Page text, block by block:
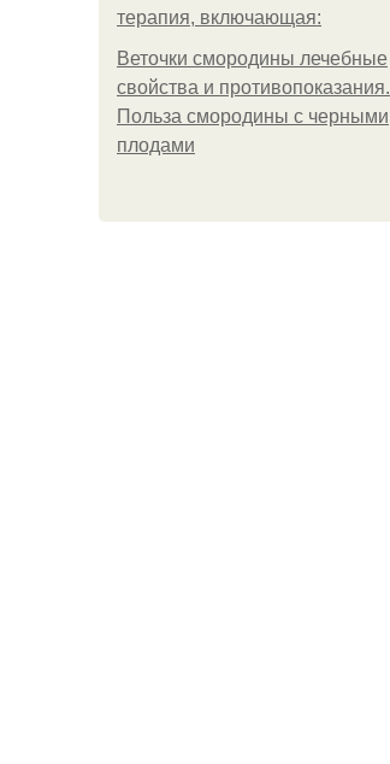
терапия, включающая:
Веточки смородины лечебные
свойства и противопоказания.
Польза смородины с черными
плодами